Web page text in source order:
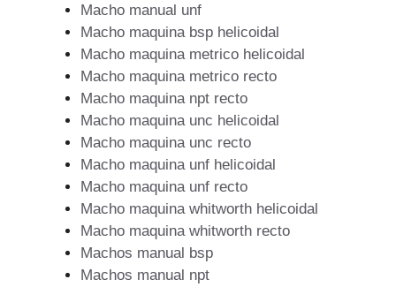
Macho manual unf
Macho maquina bsp helicoidal
Macho maquina metrico helicoidal
Macho maquina metrico recto
Macho maquina npt recto
Macho maquina unc helicoidal
Macho maquina unc recto
Macho maquina unf helicoidal
Macho maquina unf recto
Macho maquina whitworth helicoidal
Macho maquina whitworth recto
Machos manual bsp
Machos manual npt